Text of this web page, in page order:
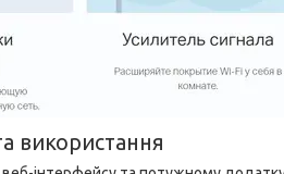
використання